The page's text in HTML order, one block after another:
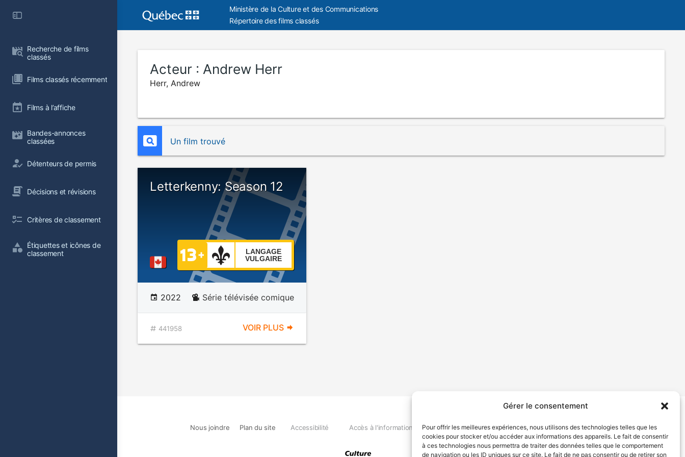
Gérer le consentement
Pour offrir les meilleures expériences, nous utilisons des technologies telles que les
cookies pour stocker et/ou accéder aux informations des appareils. Le fait de consentir
à ces technologies nous permettra de traiter des données telles que le comportement
de navigation ou les ID uniques sur ce site. Le fait de ne pas consentir ou de retirer son
Recherche de films
classés
Films classés récemment
Films à l’affiche
Bandes-annonces
classées
Détenteurs de permis
Décisions et révisions
Critères de classement
Étiquettes et icônes de
classement
Ministère de la Culture et des Communications
Répertoire des films classés
Acteur : Andrew Herr
Herr, Andrew
Un film trouvé
Letterkenny: Season 12
LANGAGE
VULGAIRE
2022 Série télévisée comique
441958 VOIR PLUS
Nous joindre Plan du site Accessibilité Accès à l'information Déclaration de services Politique de confidentialité